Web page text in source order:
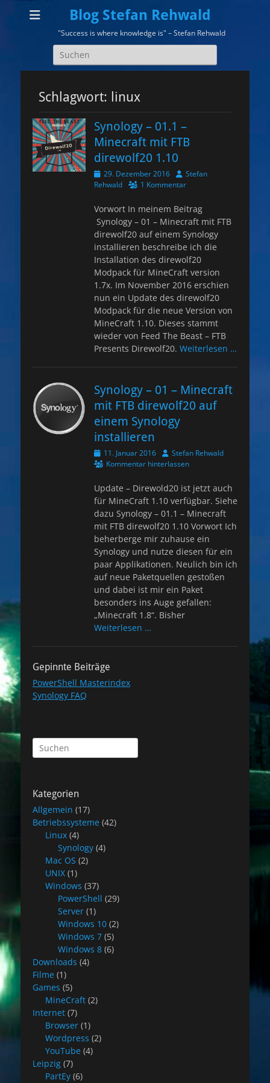
Blog Stefan Rehwald
"Success is where knowledge is" – Stefan Rehwald
Suchen
nach:
Schlagwort: linux
Synology – 01.1 –
Minecraft mit FTB
direwolf20 1.10
Veröffentlicht
am
29. Dezember 2016 AutorStefan
Rehwald
1 Kommentar
Vorwort In meinem Beitrag
Synology – 01 – Minecraft mit FTB
direwolf20 auf einem Synology
installieren beschreibe ich die
Installation des direwolf20
Modpack für MineCraft version
1.7x. Im November 2016 erschien
nun ein Update des direwolf20
Modpack für die neue Version von
MineCraft 1.10. Dieses stammt
wieder von Feed The Beast – FTB
Presents Direwolf20. Weiterlesen …
Synology – 01 – Minecraft
mit FTB direwolf20 auf
einem Synology
installieren
Veröffentlicht
am
11. Januar 2016 AutorStefan Rehwald
Kommentar hinterlassen
Update – Direwold20 ist jetzt auch
für MineCraft 1.10 verfügbar. Siehe
dazu Synology – 01.1 – Minecraft
mit FTB direwolf20 1.10 Vorwort Ich
beherberge mir zuhause ein
Synology und nutze diesen für ein
paar Applikationen. Neulich bin ich
auf neue Paketquellen gestoßen
und dabei ist mir ein Paket
besonders ins Auge gefallen:
„Minecraft 1.8“. Bisher
Weiterlesen …
Gepinnte Beiträge
PowerShell Masterindex
Synology FAQ
Suchen
nach:
Kategorien
Allgemein (17)
Betriebssysteme (42)
Linux (4)
Synology (4)
Mac OS (2)
UNIX (1)
Windows (37)
PowerShell (29)
Server (1)
Windows 10 (2)
Windows 7 (5)
Windows 8 (6)
Downloads (4)
Filme (1)
Games (5)
MineCraft (2)
Internet (7)
Browser (1)
Wordpress (2)
YouTube (4)
Leipzig (7)
PartEy (6)